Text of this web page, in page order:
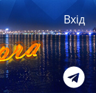
Вхід